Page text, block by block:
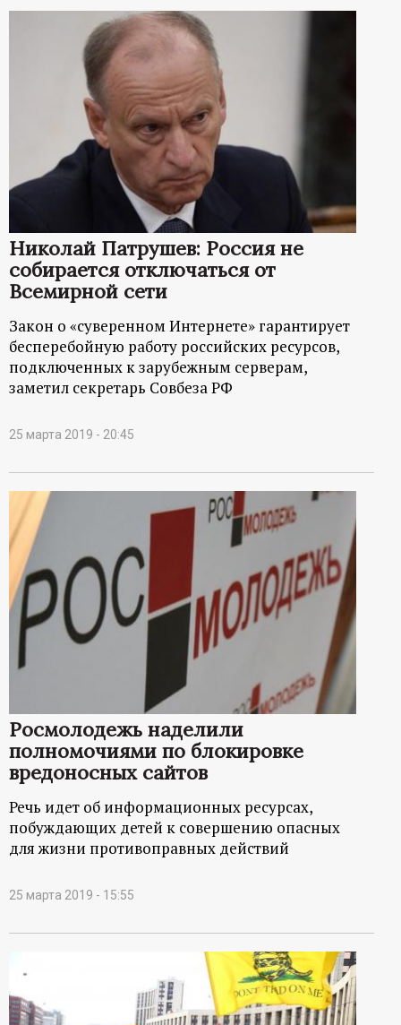
Николай Патрушев: Россия не
собирается отключаться от
Всемирной сети
Закон о «суверенном Интернете» гарантирует
бесперебойную работу российских ресурсов,
подключенных к зарубежным серверам,
заметил секретарь Совбеза РФ
25 марта 2019 - 20:45
Росмолодежь наделили
полномочиями по блокировке
вредоносных сайтов
Речь идет об информационных ресурсах,
побуждающих детей к совершению опасных
для жизни противоправных действий
25 марта 2019 - 15:55